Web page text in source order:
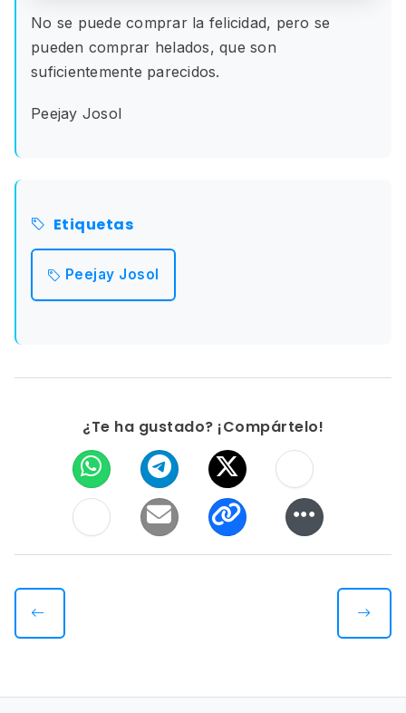
No se puede comprar la felicidad, pero se
pueden comprar helados, que son
suficientemente parecidos.
Peejay Josol
Etiquetas
Peejay Josol
¿Te ha gustado? ¡Compártelo!